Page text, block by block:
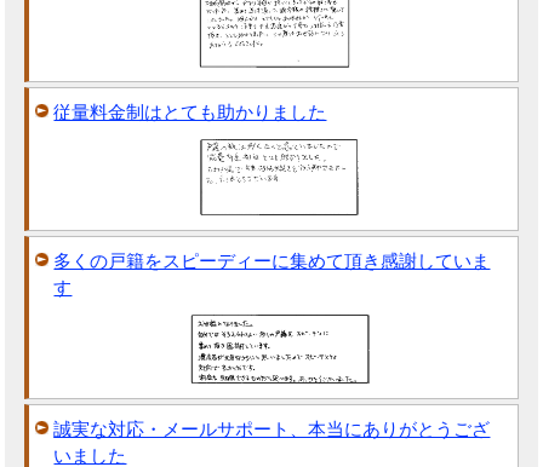
従量料金制はとても助かりました
多くの戸籍をスピーディーに集めて頂き感謝していま
す
誠実な対応・メールサポート、本当にありがとうござ
いました